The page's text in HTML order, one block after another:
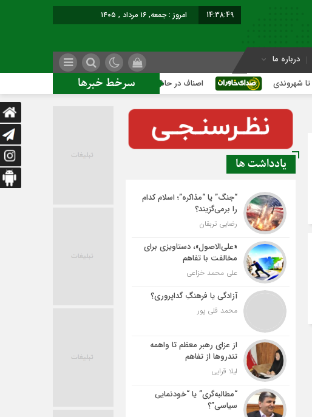
14:38:49 امروز : جمعه, ۱۶ مرداد , ۱۴۰۵
درباره ما
سرخط خبرها
اصناف در حاشیه تصمیم‌سازی؛ شهر بدون بازار به کجا می‌رسد؟
یادداشت ها
“جنگ” یا “مذاکره”؛ اسلام کدام
را برمی‌گزیند؟
رضایی تربقان
«علی‌الاصول»، دستاویزی برای
مخالفت با تفاهم
علی محمد خزاعی
آزادگی یا فرهنگِ گداپروری؟
محمد قلی پور
از عزای رهبر معظم تا واهمه
تندروها از تفاهم
لیلا قرایی
“مطالبه‌گری” یا “خودنمایی
سیاسی”؟